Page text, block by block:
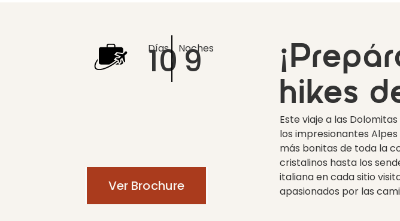
Días
10 Noches
9
Ver Brochure
hikes
Este viaje a las
los impresionantes
más bonitas de toda la
cristalinos hasta los
italiana en cada sitio
apasionados por las